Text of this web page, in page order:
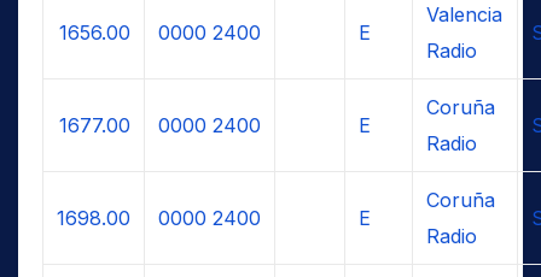
1656.00 0000 2400 E
Valencia
Radio
1677.00 0000 2400 E
Coruña
Radio
1698.00 0000 2400 E
Coruña
Radio